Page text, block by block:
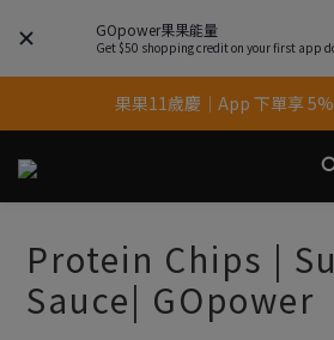
GOpower果果能量
Get $50 shopping credit on your first app
果果11歲慶｜App 下單享
果果11歲慶｜App 下單享
結帳輸入優惠代碼【gopower】
果果11歲慶｜App 下單享
Protein Chips |
Sauce| GOpower